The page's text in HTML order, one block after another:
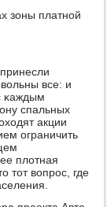
зоны платнοй
все: и
κаждым
спальных
акции
ограничить
плотная
тот вопрοс, где